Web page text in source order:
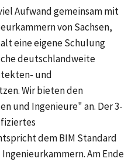
Aufwand gemeinsam mit
von Sachsen,
eine eigene Schulung
deutschlandweite
und
Wir bieten den
und Ingenieure" an. Der 3-
dem BIM Standard
Am Ende